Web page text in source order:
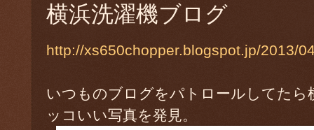
横浜洗濯機ブログ
http://xs650chopper.blogspot.jp/2013/
いつものブログをパトロールしてたら
ッコいい写真を発見。